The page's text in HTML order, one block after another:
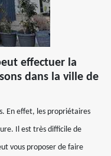
effectuer la
dans la ville de
En effet, les propriétaires
Il est très difficile de
vous proposer de faire